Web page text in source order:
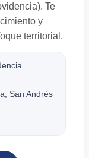
Te
y
territorial.
San Andrés